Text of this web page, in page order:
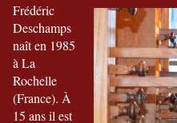
Frédéric
Deschamps
naît en 1985
à La
Rochelle
(France). À
15 ans il est